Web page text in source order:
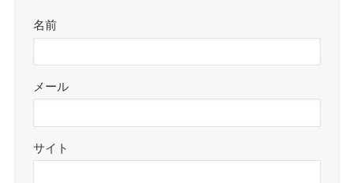
名前
メール
サイト